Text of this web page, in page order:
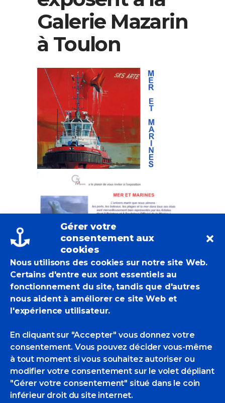
Gérer votre
consentement aux
cookies
Nous utilisons des cookies sur notre site Web.
Certains d'entre eux sont essentiels au
fonctionnement du site, tandis que d'autres
nous aident à améliorer ce site Web et
l'expérience utilisateur.
En cliquant sur "Accepter" vous donnez votre
consentement. Vous pouvez décider vous-même
à tout moment si vous souhaitez autoriser ou
modifier votre consentement sur le volet dépliant
"Gérer votre consentement" situé dans le coin
inférieur droit du site internet.
Galerie Mazarin
à Toulon